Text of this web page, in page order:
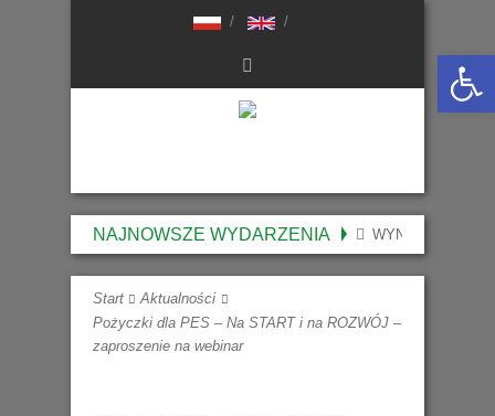
NAJNOWSZE WYDARZENIA WYNIKI NABORU
Start
Aktualności
Pożyczki dla PES – Na START i na ROZWÓJ –
zaproszenie na webinar